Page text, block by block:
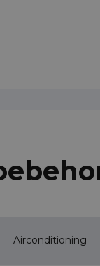
Airconditioning